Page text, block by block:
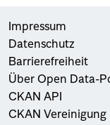
Impressum
Datenschutz
Barrierefreiheit
Über Open Data-
CKAN API
CKAN Vereinigung